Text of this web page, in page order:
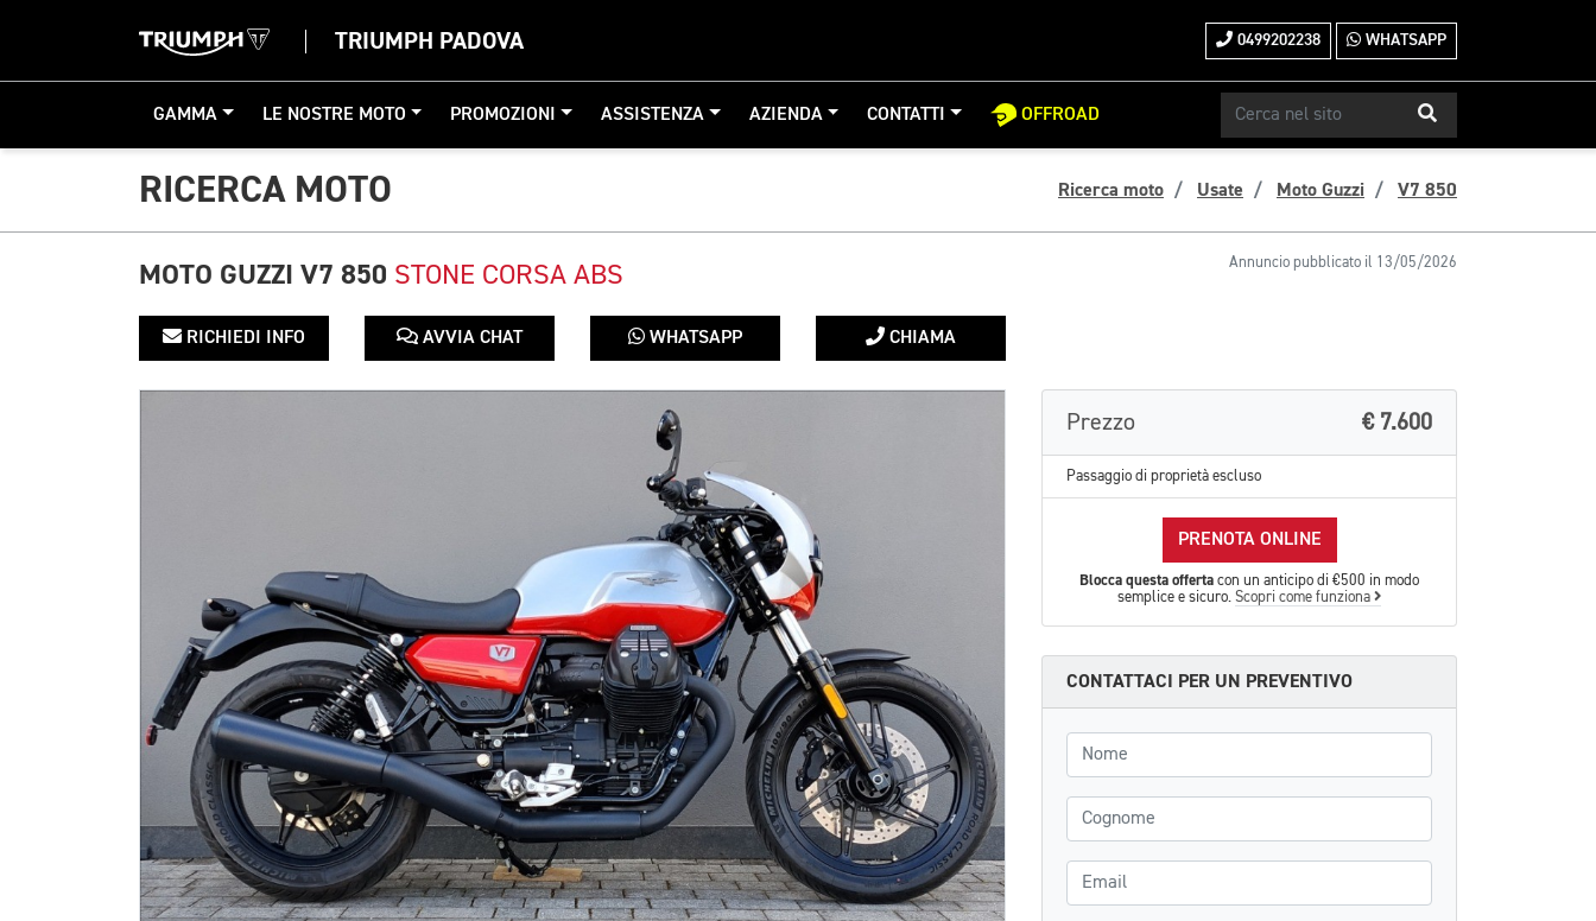
TRIUMPH PADOVA 0499202238 WHATSAPP
GAMMA LE NOSTRE MOTO PROMOZIONI ASSISTENZA AZIENDA CONTATTI OFFROAD
RICERCA MOTO Ricerca moto Usate Moto Guzzi V7 850
Annuncio pubblicato il 13/05/2026
MOTO GUZZI V7 850 STONE CORSA ABS
RICHIEDI INFO AVVIA CHAT WHATSAPP CHIAMA
Prezzo € 7.600
Passaggio di proprietà escluso
PRENOTA ONLINE
Blocca questa offerta con un anticipo di €500 in modo
semplice e sicuro. Scopri come funziona
CONTATTACI PER UN PREVENTIVO
Nome
Cognome
Email